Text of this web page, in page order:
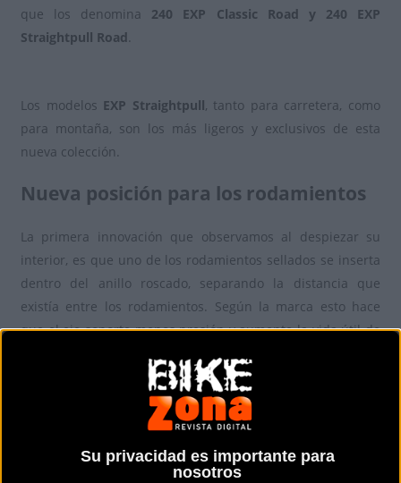
Su privacidad es importante para
nosotros
que los denomina 240 EXP Classic Road y 240 EXP
Straightpull Road
Los modelos EXP Straightpull, tanto para carretera, como
para montaña, son los más ligeros y exclusivos de esta
nueva colección.
Nueva posición para los rodamientos
La primera innovación que observamos al despiezar su
interior, es que uno de los rodamientos sellados se inserta
dentro del anillo roscado, separando la distancia que
existía entre los rodamientos. Según la marca esto hace
que el eje soporte menos presión y aumente la vida útil de
el test que realizaremos en cuanto pasemos el